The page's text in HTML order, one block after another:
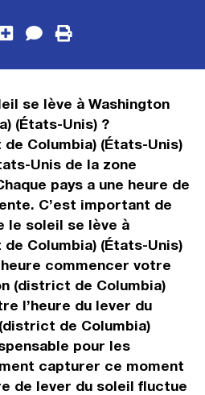
se lève à Washington
(États-Unis) ?
Columbia) (États-Unis)
Unis de la zone
pays a une heure de
C’est important de
le soleil se lève à
Columbia) (États-Unis)
commencer votre
(district de Columbia)
l’heure du lever du
de Columbia)
pour les
capturer ce moment
de lever du soleil fluctue